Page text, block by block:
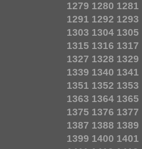
1279 1280 1281
1291 1292 1293
1303 1304 1305
1315 1316 1317
1327 1328 1329
1339 1340 1341
1351 1352 1353
1363 1364 1365
1375 1376 1377
1387 1388 1389
1399 1400 1401